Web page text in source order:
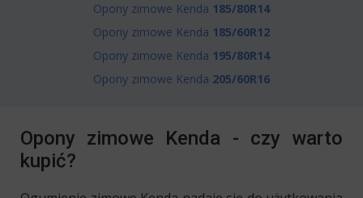
Opony zimowe Kenda 185/80R14
Opony zimowe Kenda 185/60R12
Opony zimowe Kenda 195/80R14
Opony zimowe Kenda 205/60R16
Opony zimowe Kenda - czy warto
kupić?